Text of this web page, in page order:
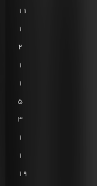
11
1
2
1
1
5
3
1
1
19